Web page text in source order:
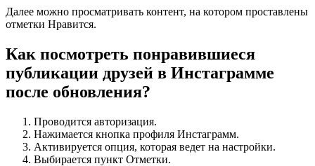
Далее можно просматривать контент, на котором проставлены
отметки Нравится.
Как посмотреть понравившиеся
публикации друзей в Инстаграмме
после обновления?
Проводится авторизация.
Нажимается кнопка профиля Инстаграмм.
Активируется опция, которая ведет на настройки.
Выбирается пункт Отметки.